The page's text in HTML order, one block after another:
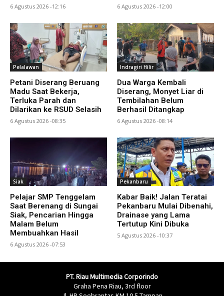
6 Agustus 2026 -12:16 6 Agustus 2026 -12:00
Pelalawan
Petani Diserang Beruang
Madu Saat Bekerja,
Terluka Parah dan
Dilarikan ke RSUD Selasih
6 Agustus 2026 -08:35
Indragiri Hilir
Dua Warga Kembali
Diserang, Monyet Liar di
Tembilahan Belum
Berhasil Ditangkap
6 Agustus 2026 -08:14
Siak
Pelajar SMP Tenggelam
Saat Berenang di Sungai
Siak, Pencarian Hingga
Malam Belum
Membuahkan Hasil
6 Agustus 2026 -07:53
Pekanbaru
Kabar Baik! Jalan Teratai
Pekanbaru Mulai Dibenahi,
Drainase yang Lama
Tertutup Kini Dibuka
5 Agustus 2026 -10:37
PT. Riau Multimedia Corporindo
Graha Pena Riau, 3rd floor